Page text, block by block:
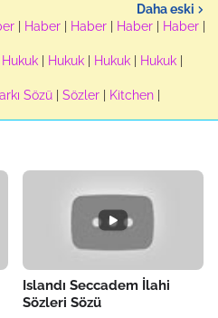
Daha eski
Haber Haber Haber Haber
Hukuk Hukuk Hukuk Hukuk
Sözü Sözler Kitchen
Islandı Seccadem İlahi
Sözleri Sözü